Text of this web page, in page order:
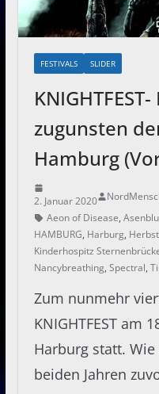
FESTIVALS SLIDER
zugunsten
Hamburg
2. Januar 2020
Aeon of Disease,
HAMBURG, Harburg,
Kinderhospitz
Nancybreathing, Spectral,
Zum nunmehr
KNIGHTFEST am
Harburg statt.
beiden Jahren